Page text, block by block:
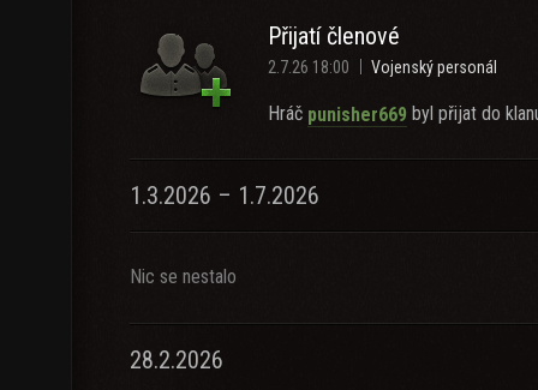
Přijatí členové
2.7.26 18:00 Vojenský personál
Hráč punisher669 byl přijat do
1.3.2026 – 1.7.2026
Nic se nestalo
28.2.2026